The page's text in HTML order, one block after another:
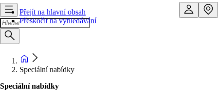
Přejít na hlavní obsah
Přeskočit na vyhledávání
Speciální nabídky
Speciální nabídky